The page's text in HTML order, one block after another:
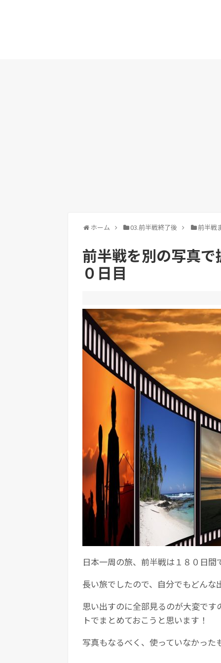
ホーム 03.前半戦終了後 前半戦
前半戦を別の写真
０日目
日本一周の旅、前半戦は１８０日間
長い旅でしたので、自分でもどん
思い出すのに全部見るのが大変で
トでまとめておこうと思います！
写真もなるべく、使っていなかっ